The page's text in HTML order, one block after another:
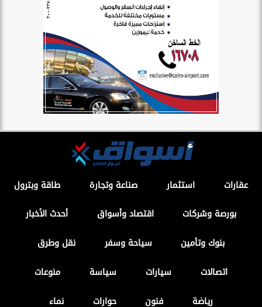
عقارات استثمار صناعة وتجارة
طاقة وبترول
بورصة وشركات
اقتصاد وأسواق
أحدث الأخبار
بنوك وتأمين
سياحة وسفر
نقل وطرق
اتصالات
سيارات سياسة
منوعات
رياضة
فنون حوارات نماء